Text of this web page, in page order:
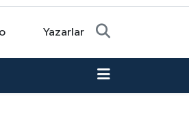
Yazarlar